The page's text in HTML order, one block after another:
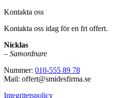
Kontakta oss
Kontakta oss idag för en fri offert.
Nicklas
– Samordnare
Nummer: 010-555 89 78
Mail: offert@smidesfirma.se
Integritetspolicy